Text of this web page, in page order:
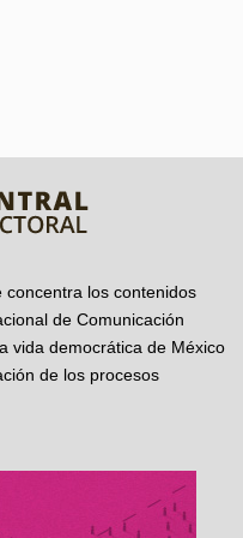
concentra los contenidos
de Comunicación
vida democrática de México
de los procesos